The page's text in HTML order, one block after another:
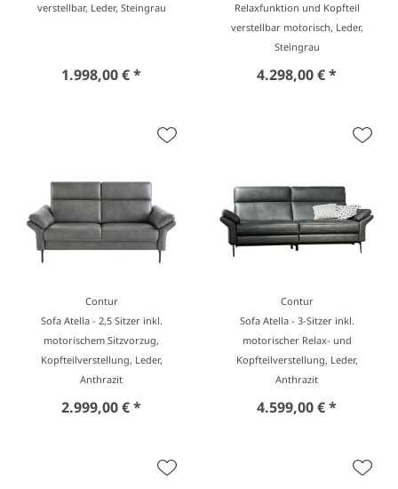
verstellbar, Leder, Steingrau
1.998,00 € *
Relaxfunktion und Kopfteil
verstellbar motorisch, Leder,
Steingrau
4.298,00 € *
Contur
Sofa Atella - 2,5 Sitzer inkl.
motorischem Sitzvorzug,
Kopfteilverstellung, Leder,
Anthrazit
2.999,00 € *
Contur
Sofa Atella - 3-Sitzer inkl.
motorischer Relax- und
Kopfteilverstellung, Leder,
Anthrazit
4.599,00 € *